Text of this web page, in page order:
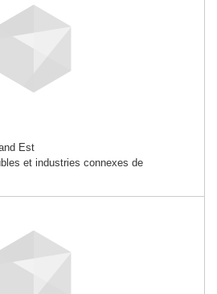
Est
et industries connexes de